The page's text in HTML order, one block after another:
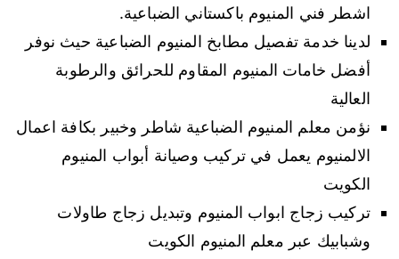
اشطر فني المنيوم باكستاني الضباعية.
لدينا خدمة تفصيل مطابخ المنيوم الضباعية حيث نوفر
أفضل خامات المنيوم المقاوم للحرائق والرطوبة
العالية
نؤمن معلم المنيوم الضباعية شاطر وخبير بكافة اعمال
الالمنيوم يعمل في تركيب وصيانة أبواب المنيوم
الكويت
تركيب زجاج ابواب المنيوم وتبديل زجاج طاولات
وشبابيك عبر معلم المنيوم الكويت